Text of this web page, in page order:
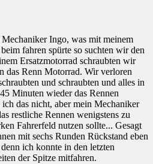
Ingo, was mit meinem
fahren spürte so suchten wir den
Ersatzmotorrad schraubten wir
das Renn Motorrad. Wir verloren
und schraubten und alles in
Minuten wieder das Rennen
das nicht, aber mein Mechaniker
restliche Rennen wenigstens zu
Fahrerfeld nutzen sollte... Gesagt
mit sechs Runden Rückstand eben
ich konnte in den letzten
der Spitze mitfahren.